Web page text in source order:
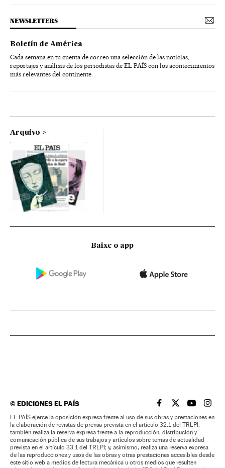
NEWSLETTERS
Boletín de América
Cada semana en tu cuenta de correo una selección de las noticias,
reportajes y análisis de los periodistas de EL PAÍS con los acontecimientos
más relevantes del continente.
Arquivo
Baixe o app
©EDICIONES EL PAÍS EL PAÍS BRASIL EN
EL PAÍSEL PAÍS
EL
EL PAÍS ejerce la oposición expresa frente al uso de sus obras y prestaciones en
la elaboración de revistas de prensa prevista en el artículo 32.1 del TRLPI;
también realiza la reserva expresa frente a la reproducción, distribución y
comunicación pública de sus trabajos y artículos sobre temas de actualidad
prevista en el artículo 33.1 del TRLPI; y, asimismo, realiza una reserva expresa
de las reproducciones y usos de las obras y otras prestaciones accesibles desde
este sitio web a medios de lectura mecánica u otros medios que resulten